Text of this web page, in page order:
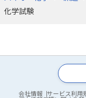
化学試験
会社情報 サービス利用